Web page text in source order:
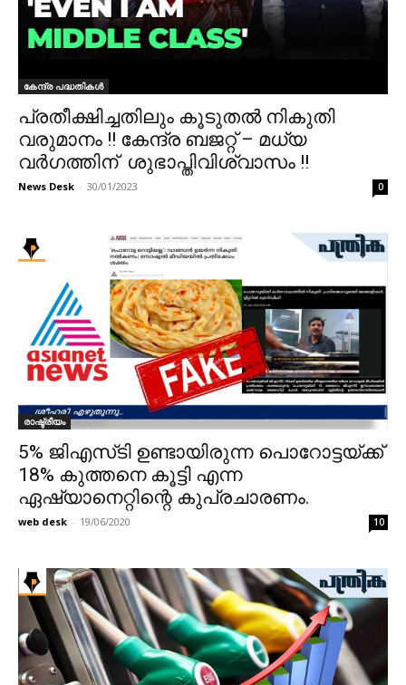
കേന്ദ്ര പദ്ധതികൾ
പ്രതീക്ഷിച്ചതിലും കൂടുതൽ നികുതി
വരുമാനം !! കേന്ദ്ര ബജറ്റ് – മധ്യ
വർഗത്തിന് ശുഭാപ്തിവിശ്വാസം !!
News Desk - 30/01/2023 0
രാഷ്ട്രീയം
5% ജിഎസ്‌ടി ഉണ്ടായിരുന്ന പൊറോട്ടയ്ക്ക്‌
18% കുത്തനെ കൂട്ടി എന്ന
ഏഷ്യാനെറ്റിന്റെ കുപ്രചാരണം.
web desk - 19/06/2020 10